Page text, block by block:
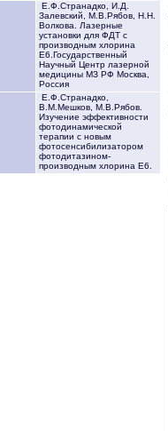
Е.Ф.Странадко, И.Д.
Залевский, М.В.Рябов, Н.Н.
Волкова. Лазерные
установки для ФДТ с
производным хлорина
Е6.Государственный
Научный Центр лазерной
медицины МЗ РФ Москва,
Россия
Е.Ф.Странадко,
В.М.Мешков, М.В.Рябов.
Изучение эффективности
фотодинамической
терапии с новым
фотосенсибилизатором
фотодитазином-
производным хлорина Е6.